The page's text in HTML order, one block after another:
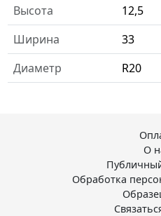
Высота
12,5
Ширина
33
Диаметр
R20
О
Обработка